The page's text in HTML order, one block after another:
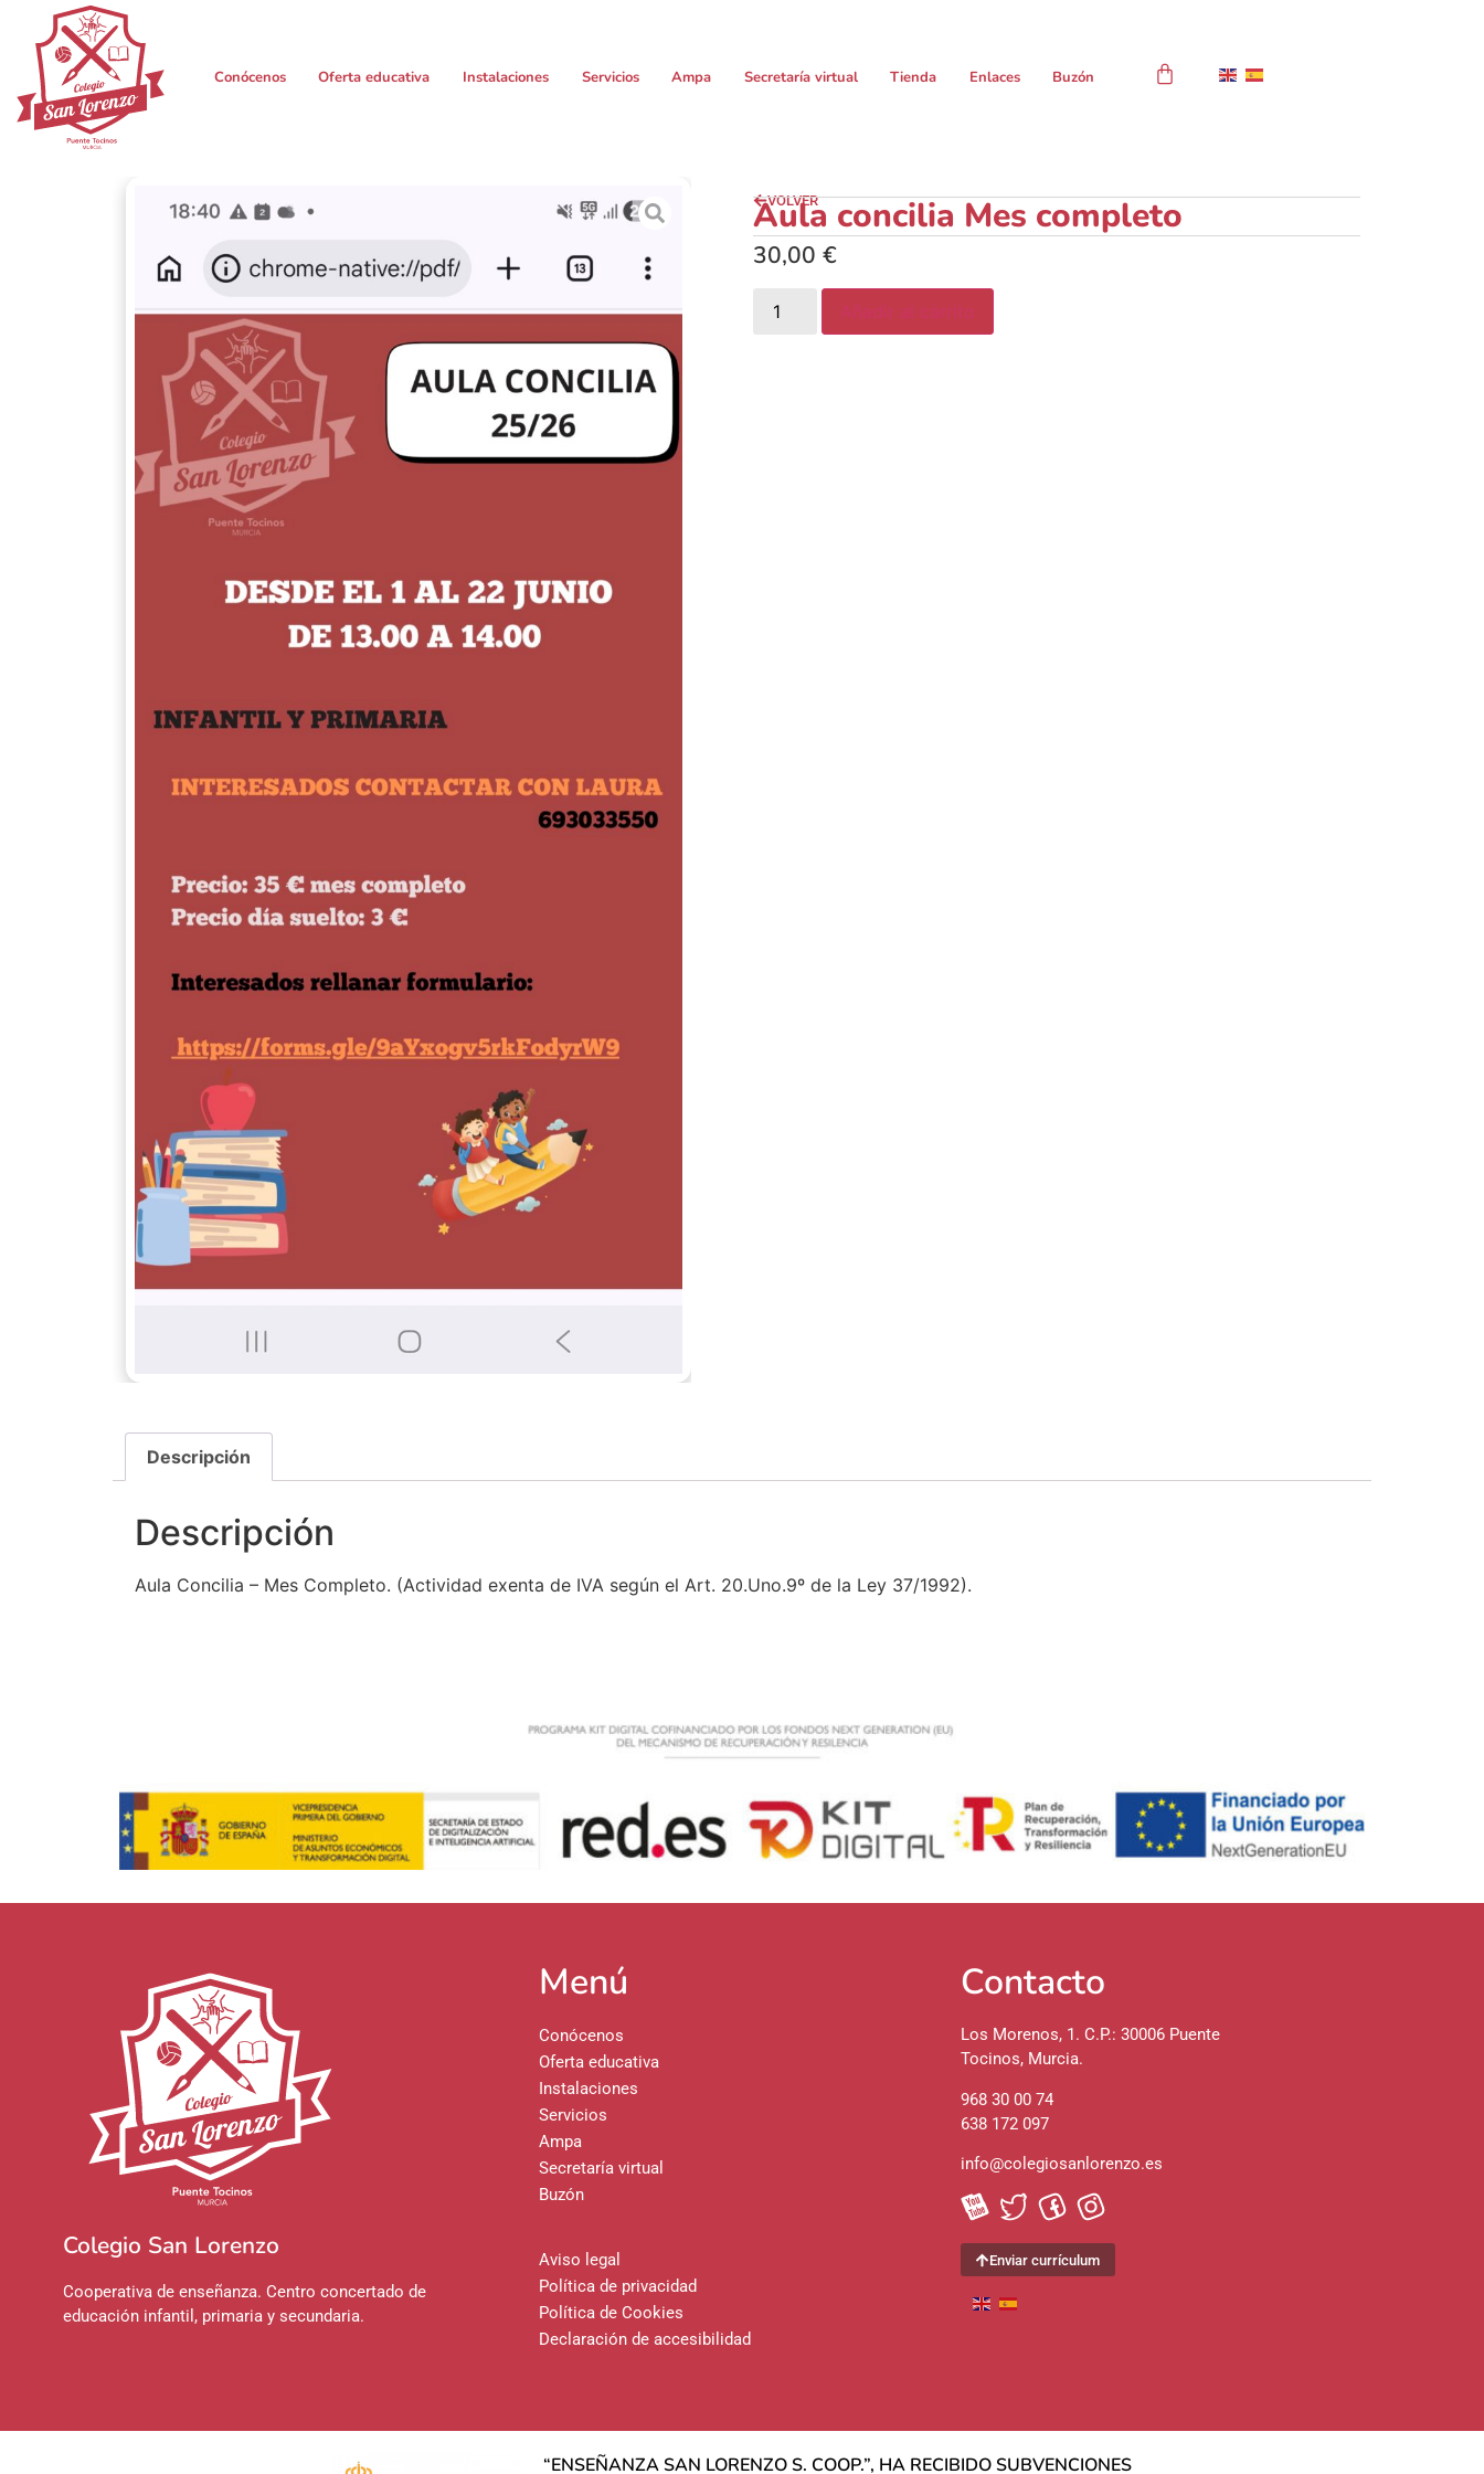
Conócenos Oferta educativa Instalaciones Servicios Ampa Secretaría virtual Tienda Enlaces Buzón
VOLVER
Aula concilia Mes completo
30,00 €
Añadir al carrito
Descripción
Descripción
Aula Concilia – Mes Completo. (Actividad exenta de IVA según el Art. 20.Uno.9º de la Ley 37/1992).
Colegio San Lorenzo
Cooperativa de enseñanza. Centro concertado de
educación infantil, primaria y secundaria.
Menú
Conócenos
Oferta educativa
Instalaciones
Servicios
Ampa
Secretaría virtual
Buzón
Aviso legal
Política de privacidad
Política de Cookies
Declaración de accesibilidad
Contacto
Los Morenos, 1. C.P.: 30006 Puente
Tocinos, Murcia.
968 30 00 74
638 172 097
info@colegiosanlorenzo.es
Enviar currículum
“ENSEÑANZA SAN LORENZO S. COOP.”, HA RECIBIDO SUBVENCIONES